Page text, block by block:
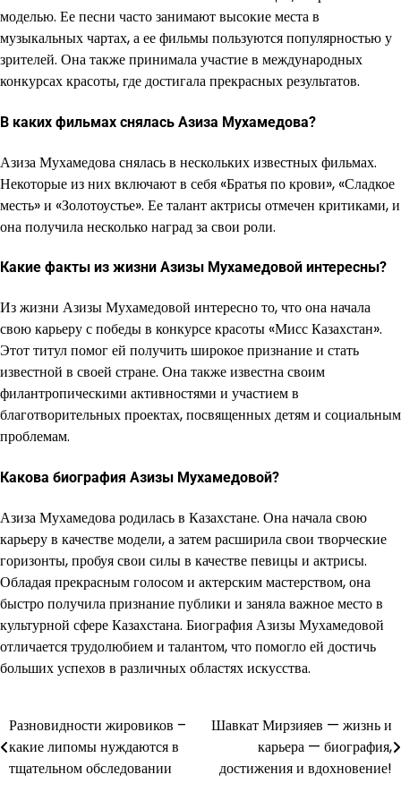
моделью. Ее песни часто занимают высокие места в
музыкальных чартах, а ее фильмы пользуются популярностью у
зрителей. Она также принимала участие в международных
конкурсах красоты, где достигала прекрасных результатов.
В каких фильмах снялась Азиза Мухамедова?
Азиза Мухамедова снялась в нескольких известных фильмах.
Некоторые из них включают в себя «Братья по крови», «Сладкое
месть» и «Золотоустье». Ее талант актрисы отмечен критиками, и
она получила несколько наград за свои роли.
Какие факты из жизни Азизы Мухамедовой интересны?
Из жизни Азизы Мухамедовой интересно то, что она начала
свою карьеру с победы в конкурсе красоты «Мисс Казахстан».
Этот титул помог ей получить широкое признание и стать
известной в своей стране. Она также известна своим
филантропическими активностями и участием в
благотворительных проектах, посвященных детям и социальным
проблемам.
Какова биография Азизы Мухамедовой?
Азиза Мухамедова родилась в Казахстане. Она начала свою
карьеру в качестве модели, а затем расширила свои творческие
горизонты, пробуя свои силы в качестве певицы и актрисы.
Обладая прекрасным голосом и актерским мастерством, она
быстро получила признание публики и заняла важное место в
культурной сфере Казахстана. Биография Азизы Мухамедовой
отличается трудолюбием и талантом, что помогло ей достичь
больших успехов в различных областях искусства.
Навигация
по
Разновидности жировиков –
какие липомы нуждаются в
тщательном обследовании
Шавкат Мирзияев — жизнь и
карьера — биография,
достижения и вдохновение!